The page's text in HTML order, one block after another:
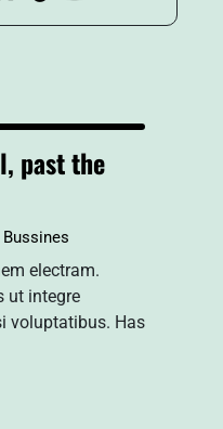
past the
Bussines
electram.
ut integre
voluptatibus. Has